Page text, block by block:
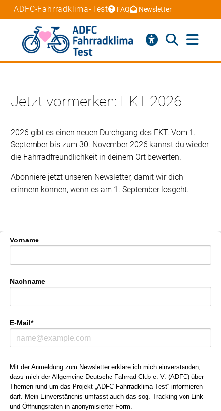
ADFC-Fahrradklima-Test FAQ Newsletter
Jetzt vormerken: FKT 2026
2026 gibt es einen neuen Durchgang des FKT. Vom 1.
September bis zum 30. November 2026 kannst du wieder
die Fahrradfreundlichkeit in deinem Ort bewerten.
Abonniere jetzt unseren Newsletter, damit wir dich
erinnern können, wenn es am 1. September losgeht.
Vorname
Nachname
E-Mail*
Mit der Anmeldung zum Newsletter erkläre ich mich einverstanden,
dass mich der Allgemeine Deutsche Fahrrad-Club e. V. (ADFC) über
Themen rund um das Projekt „ADFC-Fahrradklima-Test“ informieren
darf. Mein Einverständnis umfasst auch das sog. Tracking von Link-
und Öffnungsraten in anonymisierter Form.